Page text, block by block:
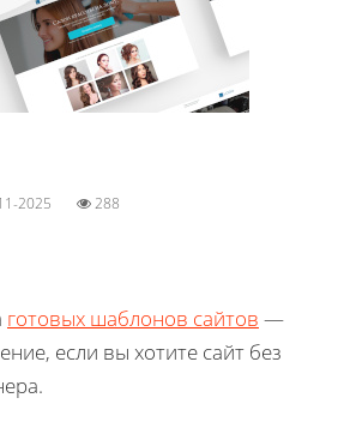
11-2025 288
готовых шаблонов сайтов —
если вы хотите сайт без